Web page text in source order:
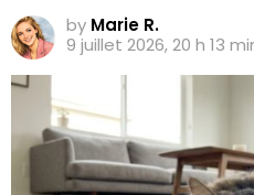
by Marie R.
9 juillet 2026, 20 h 13